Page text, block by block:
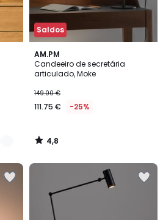
Saldos
AM.PM
Candeeiro de secretária
articulado, Moke
149.00 €
111.75 € -25%
4,8
/ 5
4,8
/